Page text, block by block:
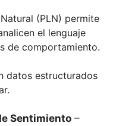
(PLN) permite
el lenguaje
de comportamiento.
datos estructurados
Sentimiento –